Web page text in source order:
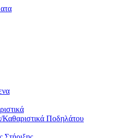
Καθαριστικά Ποδηλάτου